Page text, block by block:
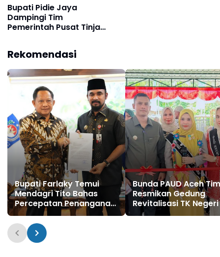
Bupati Pidie Jaya
Dampingi Tim
Pemerintah Pusat Tinjau
Rekomendasi
Bupati Farlaky Temui
Mendagri Tito Bahas
Percepatan Penanganan
Pascabanjir
Bunda PAUD Aceh
Resmikan Gedung
Revitalisasi TK Negeri